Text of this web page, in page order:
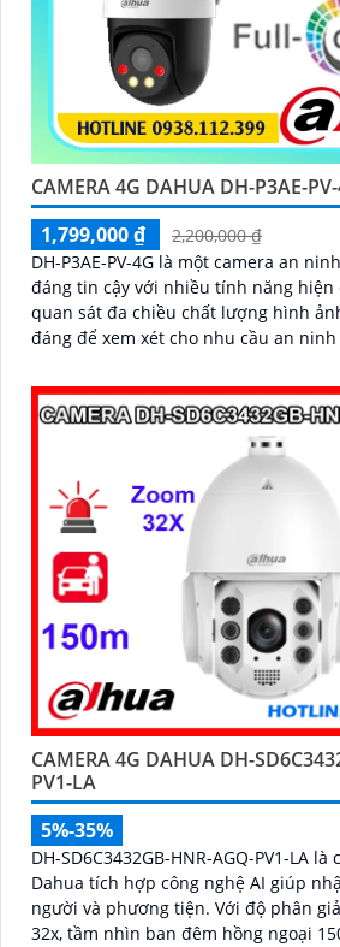
CAMERA 4G DAHUA DH-P3AE-
1,799,000 ₫
2,200,000 ₫
DH-P3AE-PV-4G là một camera an
đáng tin cậy với nhiều tính năng hiện đại. Với khả
quan sát đa chiều chất lượng hình
đáng để xem xét cho nhu cầu an
CAMERA 4G DAHUA DH-
PV1-LA
5%-35%
DH-SD6C3432GB-HNR-AGQ-PV1-LA là
Dahua tích hợp công nghệ AI giúp
người và phương tiện. Với độ phân giải 4MP, zoom quang
32x, tầm nhìn ban đêm hồng ngoại